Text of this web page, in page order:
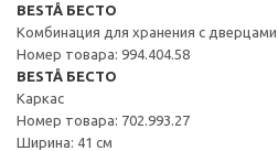
BESTÅ БЕСТО
Комбинация для хранения с дверцами
Номер товара: 994.404.58
BESTÅ БЕСТО
Каркас
Номер товара: 702.993.27
Ширина: 41 см